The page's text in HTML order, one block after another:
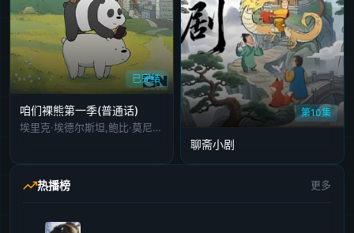
已完结
咱们裸熊第一季(普通话)
埃里克·埃德尔斯坦,鲍比·莫尼汉,迪米特利·马丁,山姆·拉瓦尼诺,邓肯·乔伊纳,查琳·易,帕顿·奥斯瓦尔特,杰森·李,艾丽·坎伯尔
第10集
聊斋小剧
热播榜 更多